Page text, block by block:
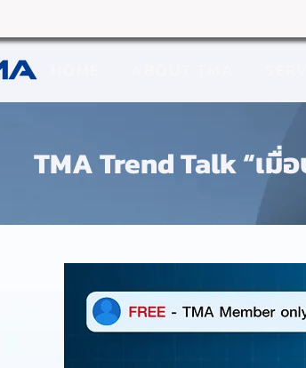
TMA Trend Talk “เมื่